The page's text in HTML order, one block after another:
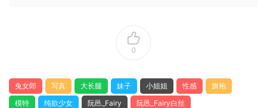
0
兔女郎 写真 大长腿 妹子 小姐姐 性感
旗袍
模特
纯欲少女 阮邑_Fairy 阮邑_Fairy白丝